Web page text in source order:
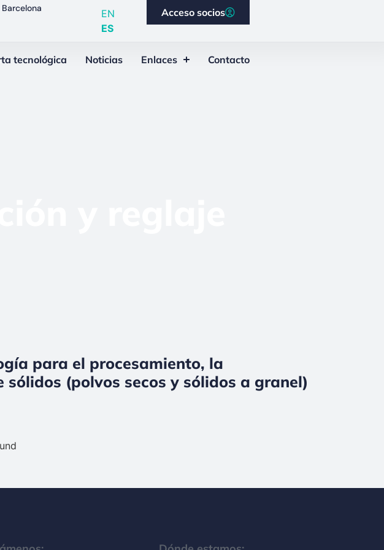
EN
ES
Acceso socios
tecnológica Noticias Enlaces Contacto
para el procesamiento, la
(polvos secos y sólidos a granel)